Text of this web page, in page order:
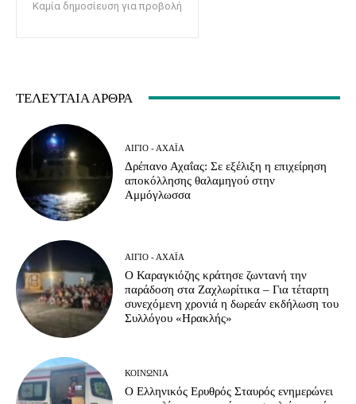
Καμία δημοσίευση για προβολή
ΤΕΛΕΥΤΑΊΑ ΆΡΘΡΑ
ΑΊΓΙΟ - ΑΧΑΪ́Α
Δρέπανο Αχαΐας: Σε εξέλιξη η επιχείρηση
αποκόλλησης θαλαμηγού στην
Αμμόγλωσσα
ΑΊΓΙΟ - ΑΧΑΪ́Α
Ο Καραγκιόζης κράτησε ζωντανή την
παράδοση στα Ζαχλωρίτικα – Για τέταρτη
συνεχόμενη χρονιά η δωρεάν εκδήλωση του
Συλλόγου «Ηρακλής»
ΚΟΙΝΩΝΊΑ
Ο Ελληνικός Ερυθρός Σταυρός ενημερώνει